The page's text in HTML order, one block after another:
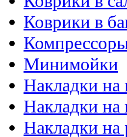
Коврики в
Минимойки
Накладки на
Накладки на
Накладки на